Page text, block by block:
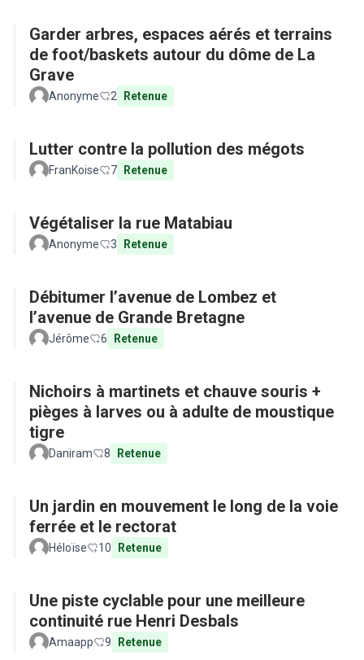
Garder arbres, espaces aérés et terrains
de foot/baskets autour du dôme de La
Grave
Anonyme 2 Retenue
Lutter contre la pollution des mégots
FranKoise 7 Retenue
Végétaliser la rue Matabiau
Anonyme 3 Retenue
Débitumer l’avenue de Lombez et
l’avenue de Grande Bretagne
Jérôme 6 Retenue
Nichoirs à martinets et chauve souris +
pièges à larves ou à adulte de moustique
tigre
Daniram 8 Retenue
Un jardin en mouvement le long de la voie
ferrée et le rectorat
Héloïse 10 Retenue
Une piste cyclable pour une meilleure
continuité rue Henri Desbals
Amaapp 9 Retenue